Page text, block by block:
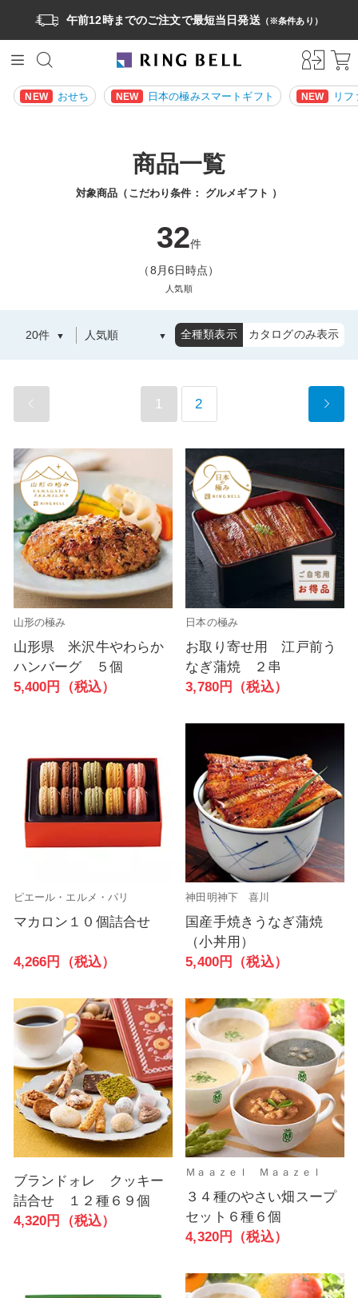
午前12時までのご注文で最短当日発送（※条件あり）
NEW おせち NEW 日本の極みスマートギフト NEW リ
商品一覧
対象商品（こだわり条件： グルメギフト ）
32件
（8月6日時点）
人気順
全種類表示 カタログのみ表示
1 2
山形の極み
山形県 米沢牛やわらか
ハンバーグ ５個
5,400円（税込）
日本の極み
お取り寄せ用 江戸前う
なぎ蒲焼 ２串
3,780円（税込）
ピエール・エルメ・パリ
マカロン１０個詰合せ
4,266円（税込）
神田明神下 喜川
国産手焼きうなぎ蒲焼
（小丼用）
5,400円（税込）
ブランドォレ クッキー
詰合せ １２種６９個
4,320円（税込）
Ｍａａｚｅｌ Ｍａａｚｅｌ
３４種のやさい畑スープ
セット６種６個
4,320円（税込）